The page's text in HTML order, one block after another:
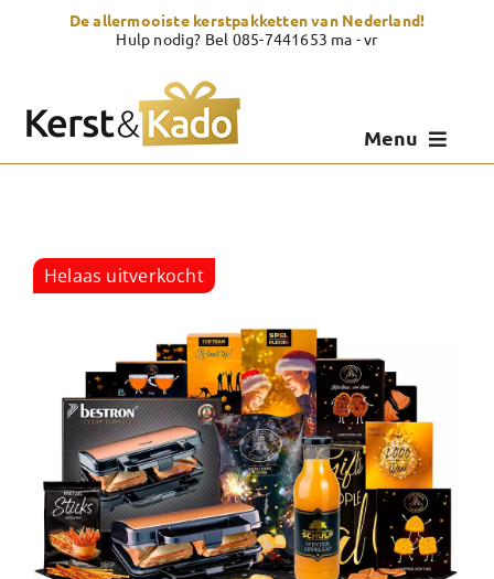
De allermooiste kerstpakketten van Nederland!
Hulp nodig? Bel 085-7441653 ma - vr
Menu
Showroom
Over Kerst & Kado
Helaas uitverkocht